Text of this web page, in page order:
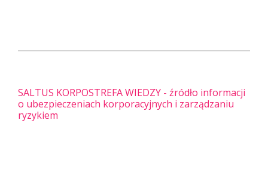
SALTUS KORPOSTREFA WIEDZY - źródło informacji
o ubezpieczeniach korporacyjnych i zarządzaniu
ryzykiem